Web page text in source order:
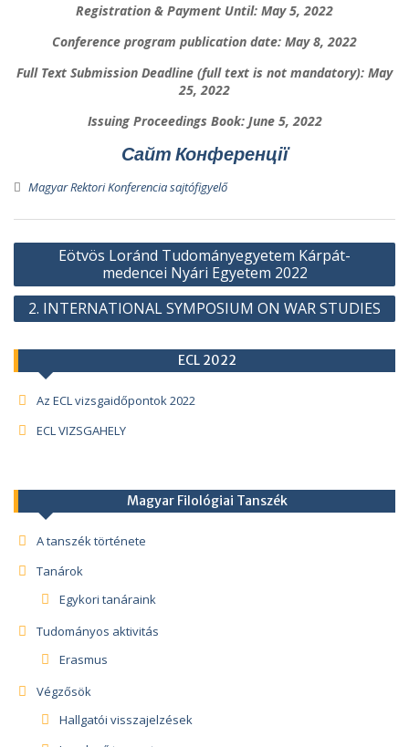
Registration & Payment Until: May 5, 2022
Conference program publication date: May 8, 2022
Full Text Submission Deadline (full text is not mandatory): May
25, 2022
Issuing Proceedings Book: June 5, 2022
Сайт Конференції
Magyar Rektori Konferencia sajtófigyelő
Bejegyzés
navigációEötvös Loránd Tudományegyetem Kárpát-
medencei Nyári Egyetem 2022
2. INTERNATIONAL SYMPOSIUM ON WAR STUDIES
ECL 2022
Az ECL vizsgaidőpontok 2022
ECL VIZSGAHELY
Magyar Filológiai Tanszék
A tanszék története
Tanárok
Egykori tanáraink
Tudományos aktivitás
Erasmus
Végzősök
Hallgatói visszajelzések